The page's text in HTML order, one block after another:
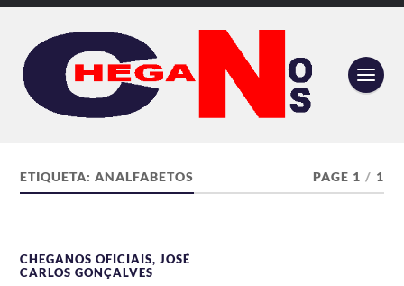
ETIQUETA:ANALFABETOS PAGE 1 / 1
CHEGANOS OFICIAIS,JOSÉ
CARLOS GONÇALVES